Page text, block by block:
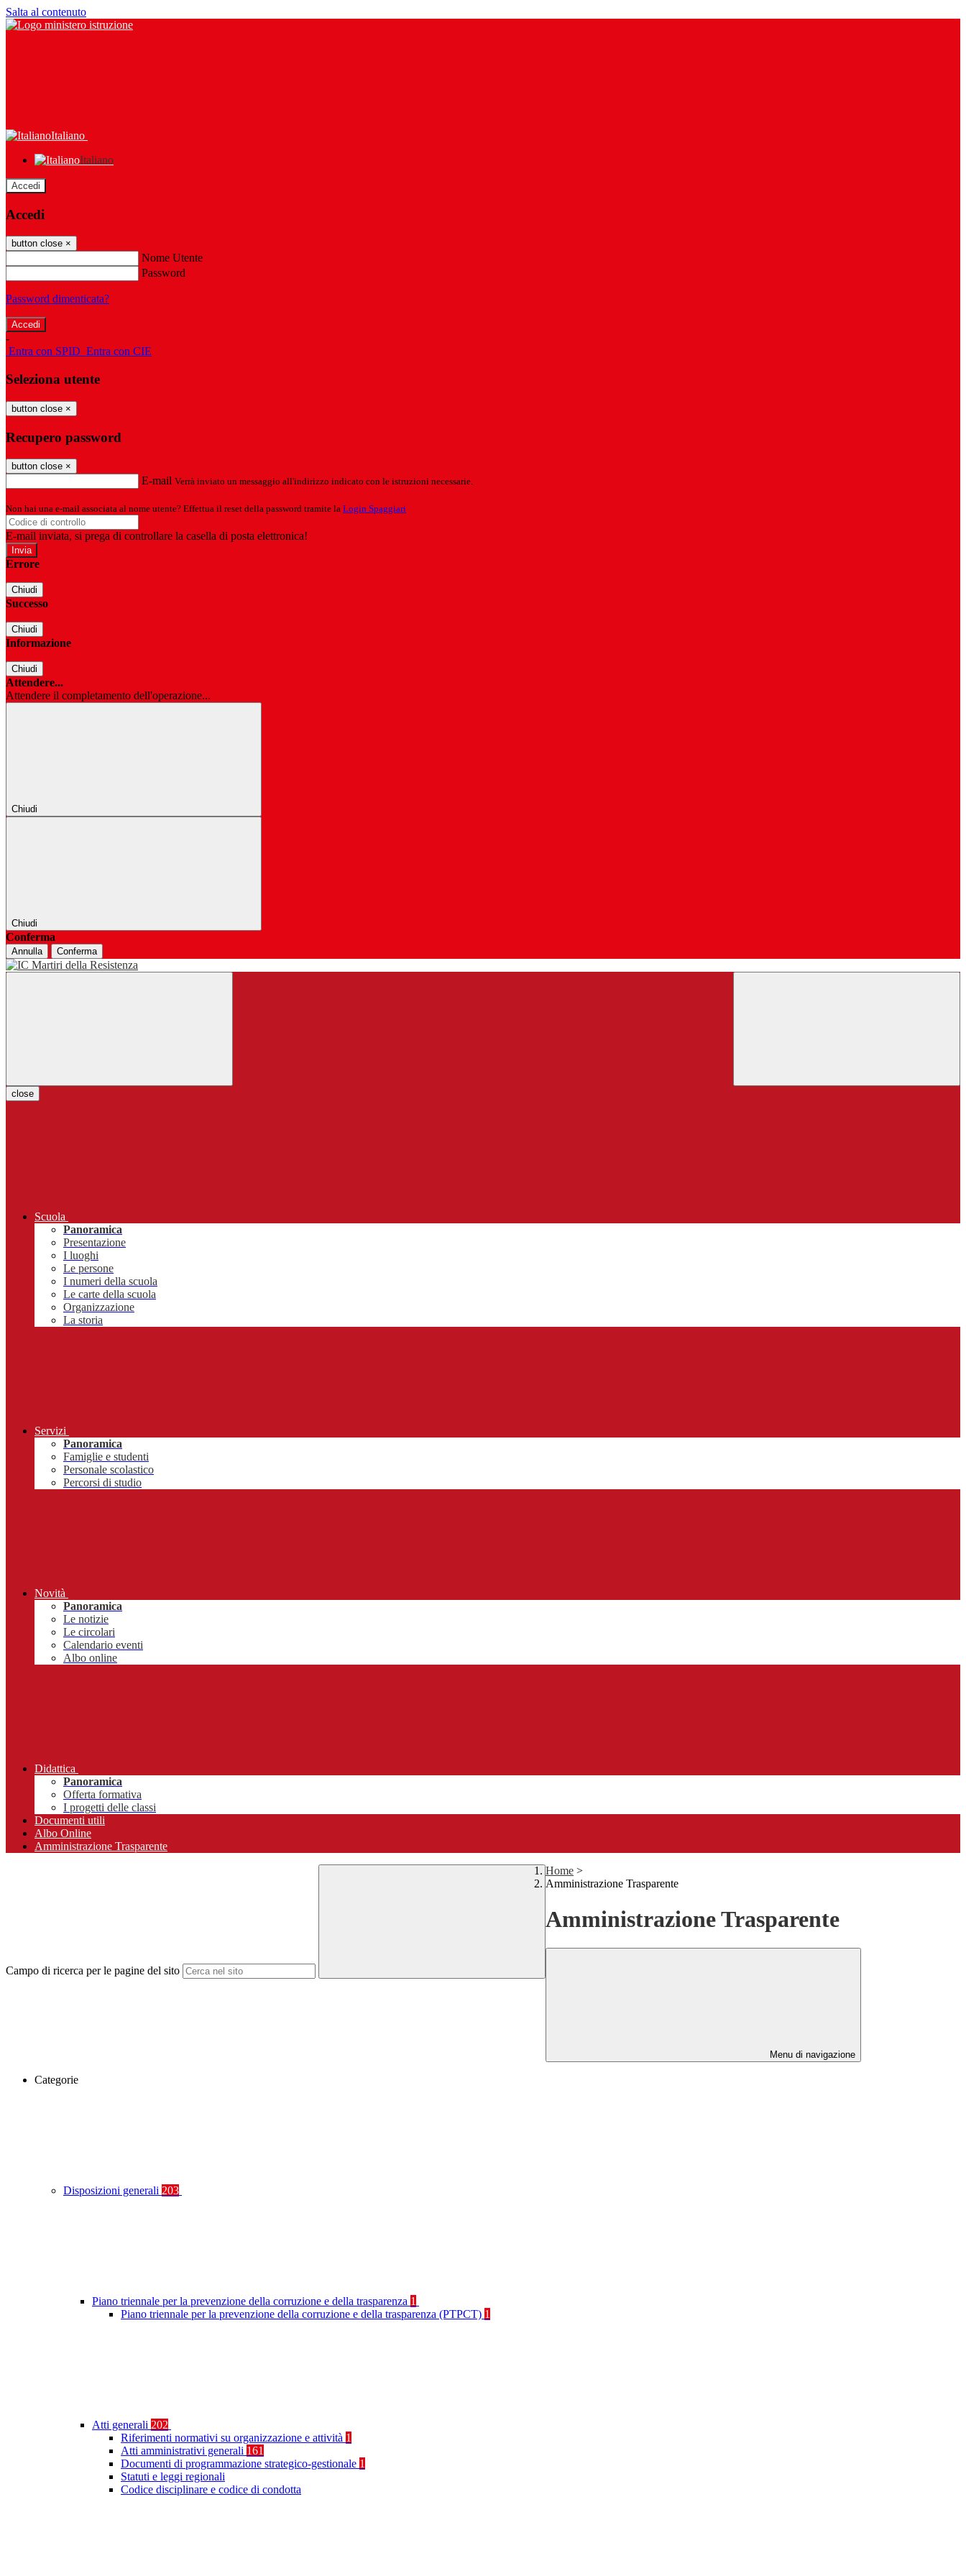
Salta al contenuto
Italiano
Italiano
Accedi
Accedi
button close ×
Nome Utente
Password
Password dimenticata?
-
Entra con SPID Entra con CIE
Seleziona utente
button close ×
Recupero password
button close ×
E-mail Verrà inviato un messaggio all'indirizzo indicato con le istruzioni necessarie.
Non hai una e-mail associata al nome utente? Effettua il reset della password tramite la Login Spaggiari
E-mail inviata, si prega di controllare la casella di posta elettronica!
Errore
Chiudi
Successo
Chiudi
Informazione
Chiudi
Attendere...
Attendere il completamento dell'operazione...
Chiudi
Chiudi
Conferma
Annulla Conferma
close
Scuola
Panoramica
Presentazione
I luoghi
Le persone
I numeri della scuola
Le carte della scuola
Organizzazione
La storia
Servizi
Panoramica
Famiglie e studenti
Personale scolastico
Percorsi di studio
Novità
Panoramica
Le notizie
Le circolari
Calendario eventi
Albo online
Didattica
Panoramica
Offerta formativa
I progetti delle classi
Documenti utili
Albo Online
Amministrazione Trasparente
Campo di ricerca per le pagine del sito
Home >
Amministrazione Trasparente
Amministrazione Trasparente
Menu di navigazione
Categorie
Disposizioni generali 203
Piano triennale per la prevenzione della corruzione e della trasparenza 1
Piano triennale per la prevenzione della corruzione e della trasparenza (PTPCT) 1
Atti generali 202
Riferimenti normativi su organizzazione e attività 1
Atti amministrativi generali 161
Documenti di programmazione strategico-gestionale 1
Statuti e leggi regionali
Codice disciplinare e codice di condotta